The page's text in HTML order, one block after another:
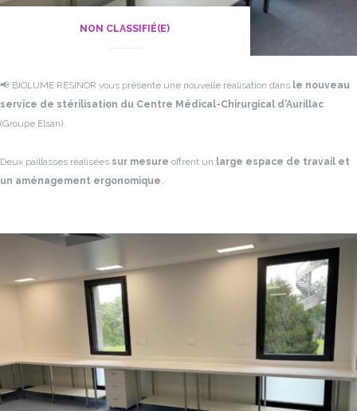
NON CLASSIFIÉ(E)
📢 BIOLUME RESINOR vous présente une nouvelle réalisation dans le nouveau
service de stérilisation du Centre Médical-Chirurgical d’Aurillac
(Groupe Elsan).
Deux paillasses réalisées sur mesure offrent un large espace de travail et
un aménagement ergonomique